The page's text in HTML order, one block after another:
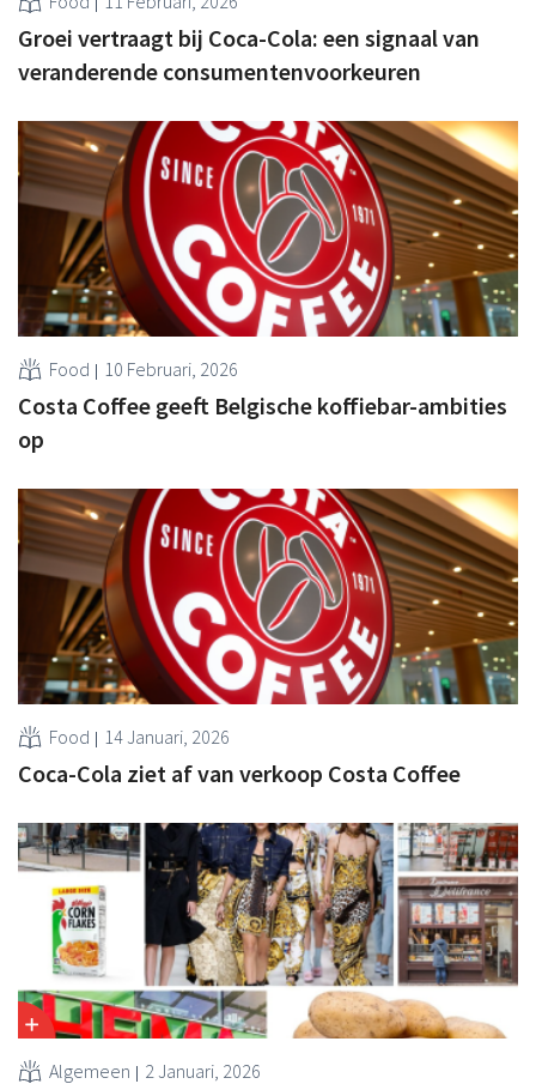
Groei vertraagt bij Coca-Cola: een signaal van
veranderende consumentenvoorkeuren
Food 10 Februari, 2026
Costa Coffee geeft Belgische koffiebar-ambities
op
Food 14 Januari, 2026
Coca-Cola ziet af van verkoop Costa Coffee
Algemeen 2 Januari, 2026